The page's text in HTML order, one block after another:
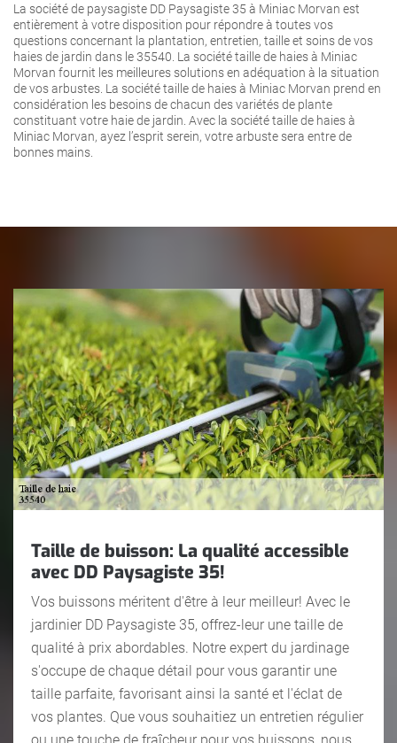
La société de paysagiste DD Paysagiste 35 à Miniac Morvan est
entièrement à votre disposition pour répondre à toutes vos
questions concernant la plantation, entretien, taille et soins de vos
haies de jardin dans le 35540. La société taille de haies à Miniac
Morvan fournit les meilleures solutions en adéquation à la situation
de vos arbustes. La société taille de haies à Miniac Morvan prend en
considération les besoins de chacun des variétés de plante
constituant votre haie de jardin. Avec la société taille de haies à
Miniac Morvan, ayez l’esprit serein, votre arbuste sera entre de
bonnes mains.
Taille de buisson: La qualité accessible
avec DD Paysagiste 35!
Vos buissons méritent d'être à leur meilleur! Avec le
jardinier DD Paysagiste 35, offrez-leur une taille de
qualité à prix abordables. Notre expert du jardinage
s'occupe de chaque détail pour vous garantir une
taille parfaite, favorisant ainsi la santé et l'éclat de
vos plantes. Que vous souhaitiez un entretien régulier
ou une touche de fraîcheur pour vos buissons, nous